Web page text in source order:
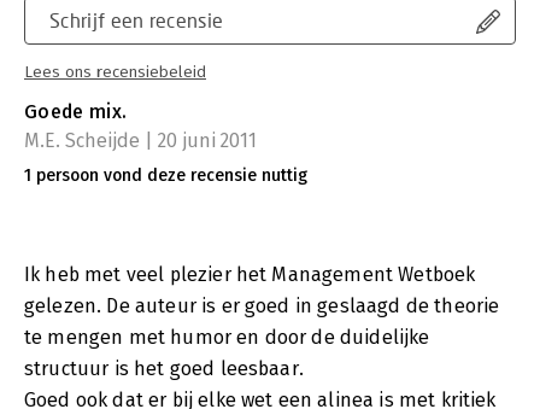
Schrijf een recensie
Lees ons recensiebeleid
Goede mix.
M.E. Scheijde | 20 juni 2011
1 persoon vond deze recensie nuttig
Ik heb met veel plezier het Management Wetboek
gelezen. De auteur is er goed in geslaagd de theorie
te mengen met humor en door de duidelijke
structuur is het goed leesbaar.
Goed ook dat er bij elke wet een alinea is met kritiek